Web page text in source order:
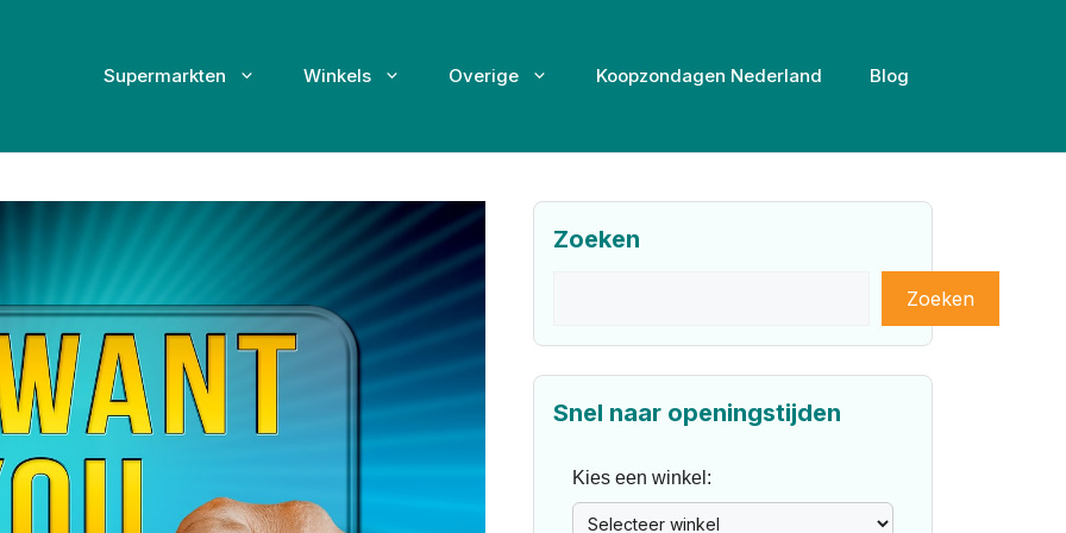
Supermarkten Winkels Overige Koopzondagen Nederland Blog
Zoeken
Zoeken
Snel naar openingstijden
Kies een winkel: